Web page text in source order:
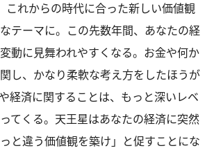
れからの時代に合った新しい価値観
テーマに。この先数年間、あなたの経
動に見舞われやすくなる。お金や何か
し、かなり柔軟な考え方をしたほうが
経済に関することは、もっと深いレベ
てくる。天王星はあなたの経済に突然
と違う価値観を築け」と促すことにな